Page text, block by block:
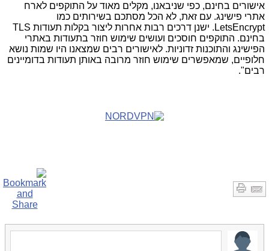
אישורים בחינם, כפי שניבאנו, מקלים מאוד על התוקפים לארח
אתרי פישינג. עם זאת, לא הכל מסתכם בשירותים כמו
LetsEncrypt . ישנן דרכים רבות אחרות ליצור בקלות תעודות TLS
בחינם. התוקפים חוסכים ועושים שימוש חוזר בתעודות באתרי
הפישינג והתוכנות זדוניות. לאישורים רבים שמצאנו היו שמות נושא
חלופיים, שמאפשרים שימוש חוזר מרובה באותן תעודות בדומיינים
רבים".